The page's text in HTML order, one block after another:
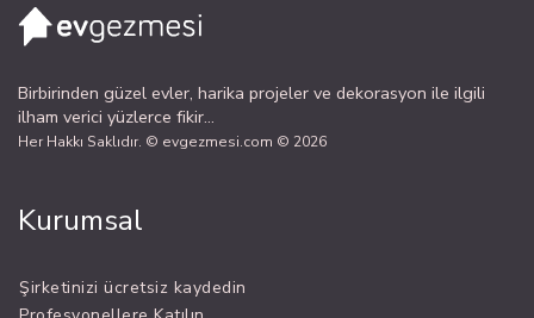
Birbirinden güzel evler, harika projeler ve dekorasyon ile ilgili
ilham verici yüzlerce fikir...
Her Hakkı Saklıdır. © evgezmesi.com © 2026
Kurumsal
Şirketinizi ücretsiz kaydedin